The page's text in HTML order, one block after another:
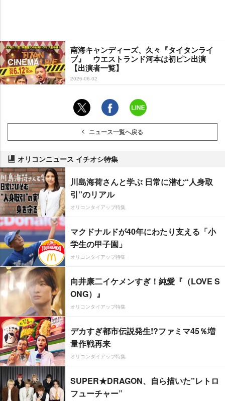
南海キャンディーズ、久々『タイタンライ
ブ』 ウエストランド河本は初ピン出演
【出演者一覧】
2026-06-02
ニュース一覧へ戻る
オリコンニュース イチオシ特集
川島海荷さんと学ぶ 日常に潜む“人身取
引”のリアル
オリコンタイアップ特集
マクドナルドが40年にわたり支える「小
学生の甲子園」
オリコンタイアップ特集
向井康二イケメンすぎ！純愛『（LOVE S
ONG）』
オリコンタイアップ特集
デカすぎ都市伝説発生!?ファミマ45％増
量作戦再来
オリコンタイアップ特集
SUPER★DRAGON、自ら描いた”レトロ
フューチャー”